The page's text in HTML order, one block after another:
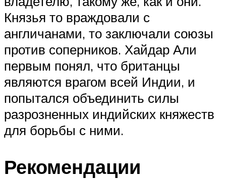
Князья то враждовали с
англичанами, то заключали союзы
против соперников. Хайдар Али
первым понял, что британцы
являются врагом всей Индии, и
попытался объединить силы
разрозненных индийских княжеств
для борьбы с ними.
Рекомендации